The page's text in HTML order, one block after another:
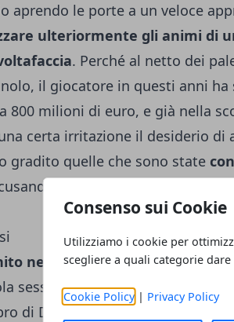
Consenso sui Cookie
Utilizziamo i cookie per
scegliere a quali categorie
Cookie Policy| Privacy Policy
aprendo le porte a un veloce
ulteriormente gli animi di
. Perché al netto dei
il giocatore in questi anni ha
800 milioni di euro, e già nella
certa irritazione il desiderio di
gradito quelle che sono state
Messi di
nella bufera, il Paris Saint
sessione di mercato hanno
di Donnarumma, Sergio